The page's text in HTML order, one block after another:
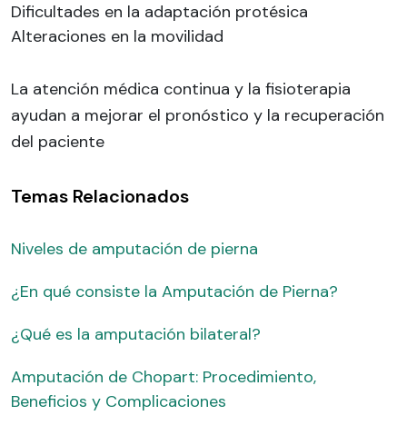
Dificultades en la adaptación protésica
Alteraciones en la movilidad
La atención médica continua y la fisioterapia
ayudan a mejorar el pronóstico y la recuperación
del paciente
Temas Relacionados
Niveles de amputación de pierna
¿En qué consiste la Amputación de Pierna?
¿Qué es la amputación bilateral?
Amputación de Chopart: Procedimiento,
Beneficios y Complicaciones